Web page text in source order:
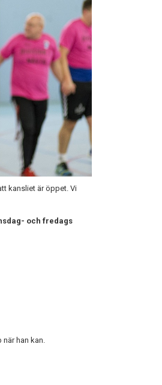
kansliet är öppet. Vi
och fredags
när han kan.